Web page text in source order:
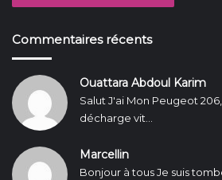
Commentaires récents
Ouattara Abdoul Karim
Salut J'ai Mon Peugeot
décharge vit...
Marcellin
Bonjour à tous Je suis